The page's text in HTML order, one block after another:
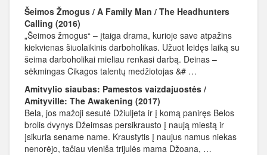
Šeimos Žmogus / A Family Man / The Headhunters
Calling (2016)
„Šeimos žmogus“ – įtaiga drama, kurioje save atpažins
kiekvienas šiuolaikinis darboholikas. Užuot leidęs laiką su
šeima darboholikai mieliau renkasi darbą. Deinas –
sėkmingas Čikagos talentų medžiotojas &# …
Amitvylio siaubas: Pamestos vaizdajuostės /
Amityville: The Awakening (2017)
Bela, jos mažoji sesutė Džiuljeta ir į komą paniręs Belos
brolis dvynys Džeimsas persikrausto į naują miestą ir
įsikuria sename name. Kraustytis į naujus namus niekas
nenorėjo, tačiau vieniša trijulės mama Džoana, …